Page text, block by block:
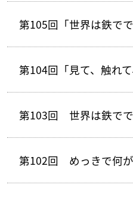
第105回「世界は鉄で
第104回「見て、触れ
第103回 世界は鉄で
第102回 めっきで何